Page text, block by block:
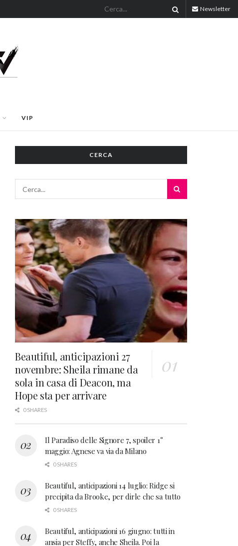
Newsletter
VIP
CERCA
Beautiful, anticipazioni 27
novembre: Sheila rimane da
sola in casa di Deacon, ma
Hope sta per arrivare
0 SHARES
Il Paradiso delle Signore 7, spoiler 1°
maggio: Agnese va via da Milano
0 SHARES
Beautiful, anticipazioni 14 luglio: Ridge si
precipita da Brooke, per dirle che sa tutto
0 SHARES
Beautiful, anticipazioni 16 giugno: tutti in
ansia per Steffy, anche Sheila. Poi la